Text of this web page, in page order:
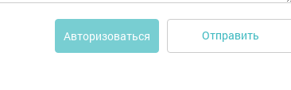
Авторизоваться Отправить